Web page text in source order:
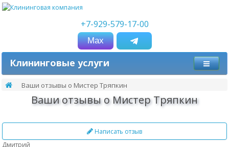
+7-929-579-17-00
Мах
Клининговые услуги
Ваши отзывы о Мистер Тряпкин
Ваши отзывы о Мистер Тряпкин
Написать отзыв
Дмитрий